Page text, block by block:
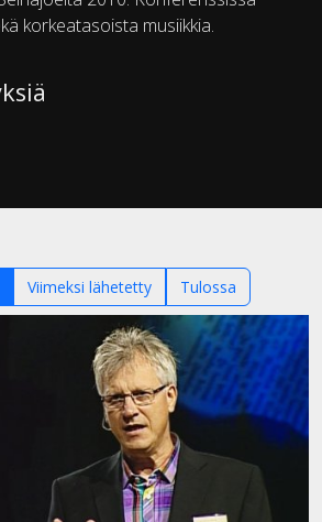
korkeatasoista musiikkia.
Viimeksi lähetetty Tulossa